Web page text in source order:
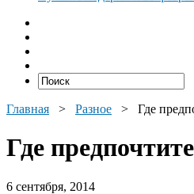
Главная > Разное > Где
Где
6 сентября, 2014